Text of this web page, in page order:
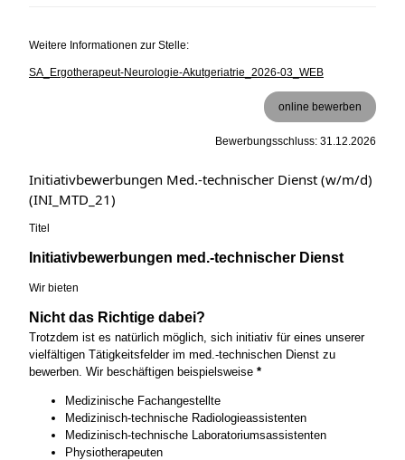
Weitere Informationen zur Stelle:
SA_Ergotherapeut-Neurologie-Akutgeriatrie_2026-03_WEB
online bewerben
Bewerbungsschluss: 31.12.2026
Initiativbewerbungen Med.-technischer Dienst (w/m/d)
(INI_MTD_21)
Titel
Initiativbewerbungen med.-technischer Dienst
Wir bieten
Nicht das Richtige dabei?
Trotzdem ist es natürlich möglich, sich initiativ für eines unserer
vielfältigen Tätigkeitsfelder im med.-technischen Dienst zu
bewerben. Wir beschäftigen beispielsweise *
Medizinische Fachangestellte
Medizinisch-technische Radiologieassistenten
Medizinisch-technische Laboratoriumsassistenten
Physiotherapeuten